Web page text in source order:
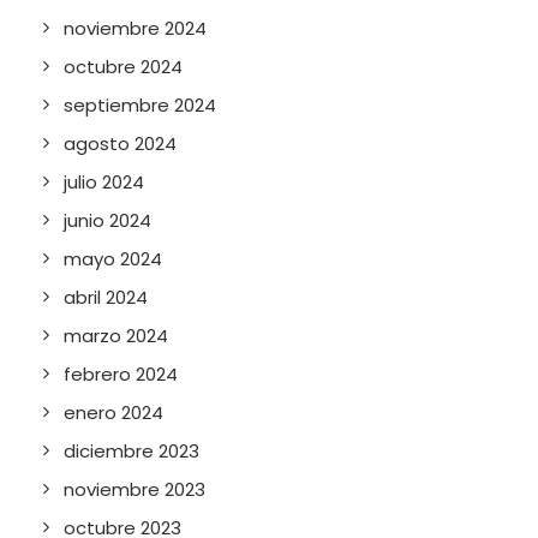
noviembre 2024
octubre 2024
septiembre 2024
agosto 2024
julio 2024
junio 2024
mayo 2024
abril 2024
marzo 2024
febrero 2024
enero 2024
diciembre 2023
noviembre 2023
octubre 2023